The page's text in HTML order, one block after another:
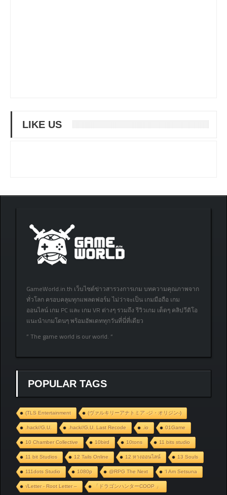
LIKE US
GameWorld.in.th เว็บไซต์ข่าวสารวงการเกม บทความคุณภาพจาก
ทั่วโลก ครอบคลุมทุกแพลตฟอร์ม ไม่ว่าจะเป็น เกมมือถือ เกม
ออนไลน์ เกม PC และ เกม VR ต่างๆ รวมถึง รีวิวเกม เด็ดๆ คลิปวีดิโอ
แนะนำเกมโดนๆ พร้อมอัพเดททุกวันที่นี่ที่เดียว
” The game world is our world. “
POPULAR TAGS
(TLS Entertainment (ヴァルキリーアナトミア ‐ジ・オリジン‐)
.hack//G.U. .hack//G.U. Last Recode .io 01Game
10 Chamber Collective 10bird 10tons 11 bits studio
11 bit Studios 12 Tails Online 12 หางออนไลน์ 13 Souls
111dots Studio 1080p @RPG The Next ‘I Am Setsuna
√Letter - Root Letter – 「ドラゴンハンターCOOP 」